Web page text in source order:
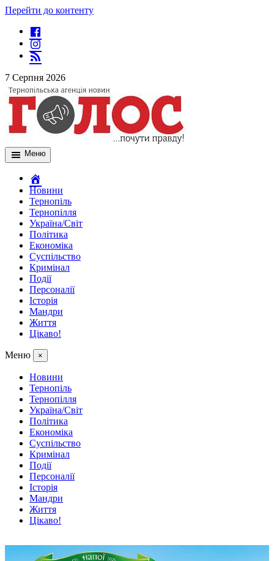
Перейти до контенту
7 Серпня 2026
Меню
Новини
Тернопіль
Тернопілля
Україна/Світ
Політика
Економіка
Суспільство
Кримінал
Події
Персоналії
Історія
Мандри
Життя
Цікаво!
Меню ×
Новини
Тернопіль
Тернопілля
Україна/Світ
Політика
Економіка
Суспільство
Кримінал
Події
Персоналії
Історія
Мандри
Життя
Цікаво!